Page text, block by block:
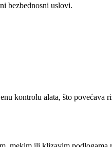
bezbednosni uslovi.
kontrolu alata, što povećava